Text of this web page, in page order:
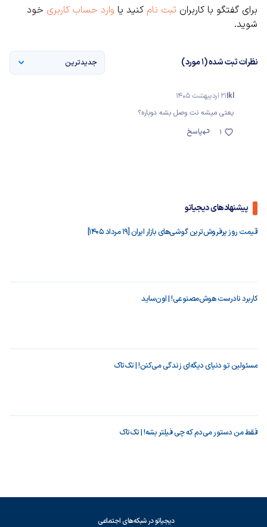
برای گفتگو با کاربران ثبت نام کنید یا وارد حساب کاربری خود
شوید.
نظرات ثبت شده (1 مورد) جدیدترین
Ikl21 اردیبهشت 1405
یعتی میشه نت وصل بشه دوباره؟
پاسخ
1
پیشنهادهای دیجیاتو
قیمت روز پرفروش‌ترین گوشی‌های بازار ایران [19 مرداد 1405]
کاربرد نادرست هوش‌مصنوعی! | اون‌ساید
مسئولین تو دنیای دیگه‌ای زندگی می‌کنن! | تک‌تاک
فقط من دستور می‌دم که چی فیلتر بشه! | تک‌تاک
دیجیاتو در شبکه‌های اجتماعی